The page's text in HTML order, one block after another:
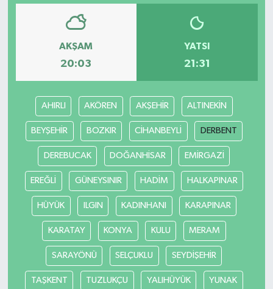
AKŞAM
20:03
YATSI
21:31
AHIRLI AKÖREN AKŞEHİR ALTINEKİN
BEYŞEHİR BOZKIR CİHANBEYLİ DERBENT
DEREBUCAK DOĞANHİSAR EMİRGAZİ
EREĞLİ GÜNEYSINIR HADİM HALKAPINAR
HÜYÜK ILGIN KADINHANI KARAPINAR
KARATAY KONYA KULU MERAM
SARAYÖNÜ SELÇUKLU SEYDİŞEHİR
TAŞKENT TUZLUKÇU YALIHÜYÜK YUNAK